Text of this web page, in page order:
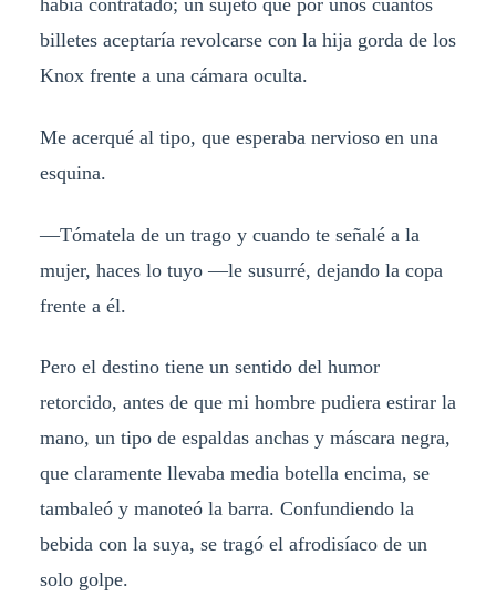
billetes aceptaría revolcarse con la hija gorda de los
Knox frente a una cámara oculta.
Me acerqué al tipo, que esperaba nervioso en una
esquina.
—Tómatela de un trago y cuando te señalé a la
mujer, haces lo tuyo —le susurré, dejando la copa
frente a él.
Pero el destino tiene un sentido del humor
retorcido, antes de que mi hombre pudiera estirar la
mano, un tipo de espaldas anchas y máscara negra,
que claramente llevaba media botella encima, se
tambaleó y manoteó la barra. Confundiendo la
bebida con la suya, se tragó el afrodisíaco de un
solo golpe.